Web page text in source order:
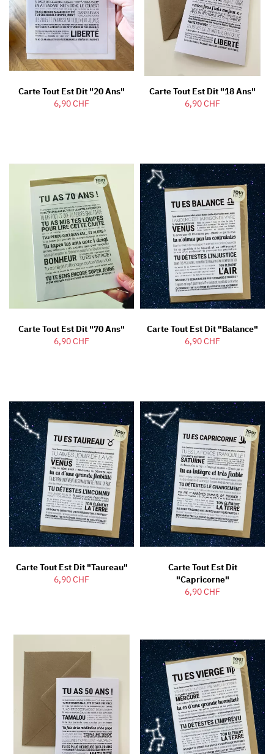
Carte Tout Est Dit "20 Ans"
6,90 CHF
Carte Tout Est Dit "18 Ans"
6,90 CHF
Carte Tout Est Dit "70 Ans"
6,90 CHF
Carte Tout Est Dit "Balance"
6,90 CHF
Carte Tout Est Dit "Taureau"
6,90 CHF
Carte Tout Est Dit
"Capricorne"
6,90 CHF